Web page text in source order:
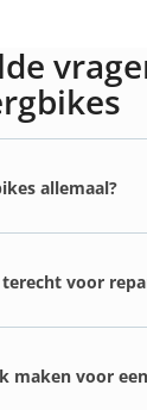
allemaal?
voor
maken voor